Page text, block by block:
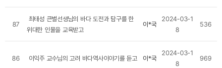
87
최태성 큰별선생님의 바다 도전과 탐구를 한
위대한 인물을 교육받고
이*국
2024-03-1
8
536
86 이익주 교수님의 고려 바다역사이야기를 듣고 이*국
2024-03-1
8
969